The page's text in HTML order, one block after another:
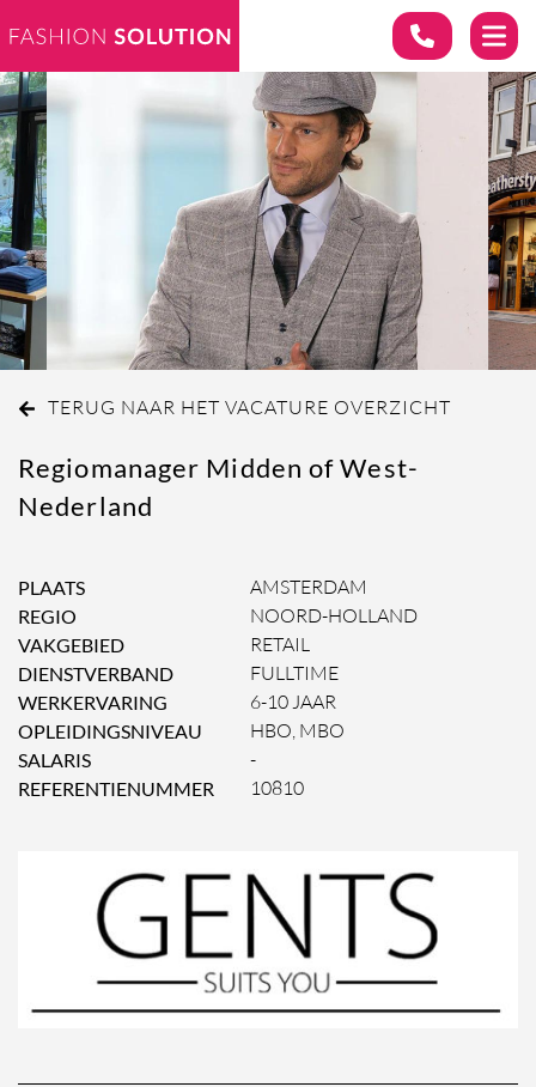
TERUG NAAR HET VACATURE OVERZICHT
Regiomanager Midden of West-
Nederland
PLAATS
REGIO
VAKGEBIED
DIENSTVERBAND
WERKERVARING
OPLEIDINGSNIVEAU
SALARIS
REFERENTIENUMMER
AMSTERDAM
NOORD-HOLLAND
RETAIL
FULLTIME
6-10 JAAR
HBO, MBO
-
10810